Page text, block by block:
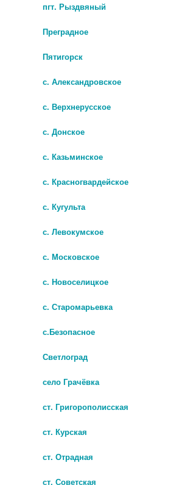
ТЕВА 5МГ+10МГ №30 ТАБ.
пгт. Рыздвяный
Преградное
Пятигорск
с. Александровское
с. Верхнерусское
с. Донское
с. Казьминское
с. Красногвардейское
с. Кугульта
с. Левокумское
с. Московское
с. Новоселицкое
с. Старомарьевка
с.Безопасное
Светлоград
село Грачёвка
ст. Григорополисская
ст. Курская
ст. Отрадная
ст. Советская